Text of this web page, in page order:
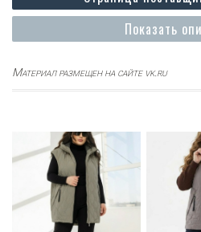
Показать
Материал размещен на сайте vk.ru